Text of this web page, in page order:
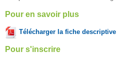
Pour en savoir plus
Télécharger la fiche descriptive
Pour s'inscrire